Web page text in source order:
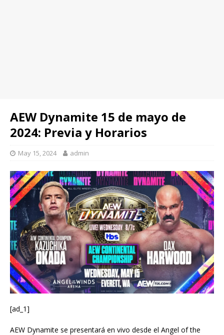
AEW Dynamite 15 de mayo de
2024: Previa y Horarios
May 15, 2024 admin
[ad_1]
AEW Dynamite se presentará en vivo desde el Angel of the